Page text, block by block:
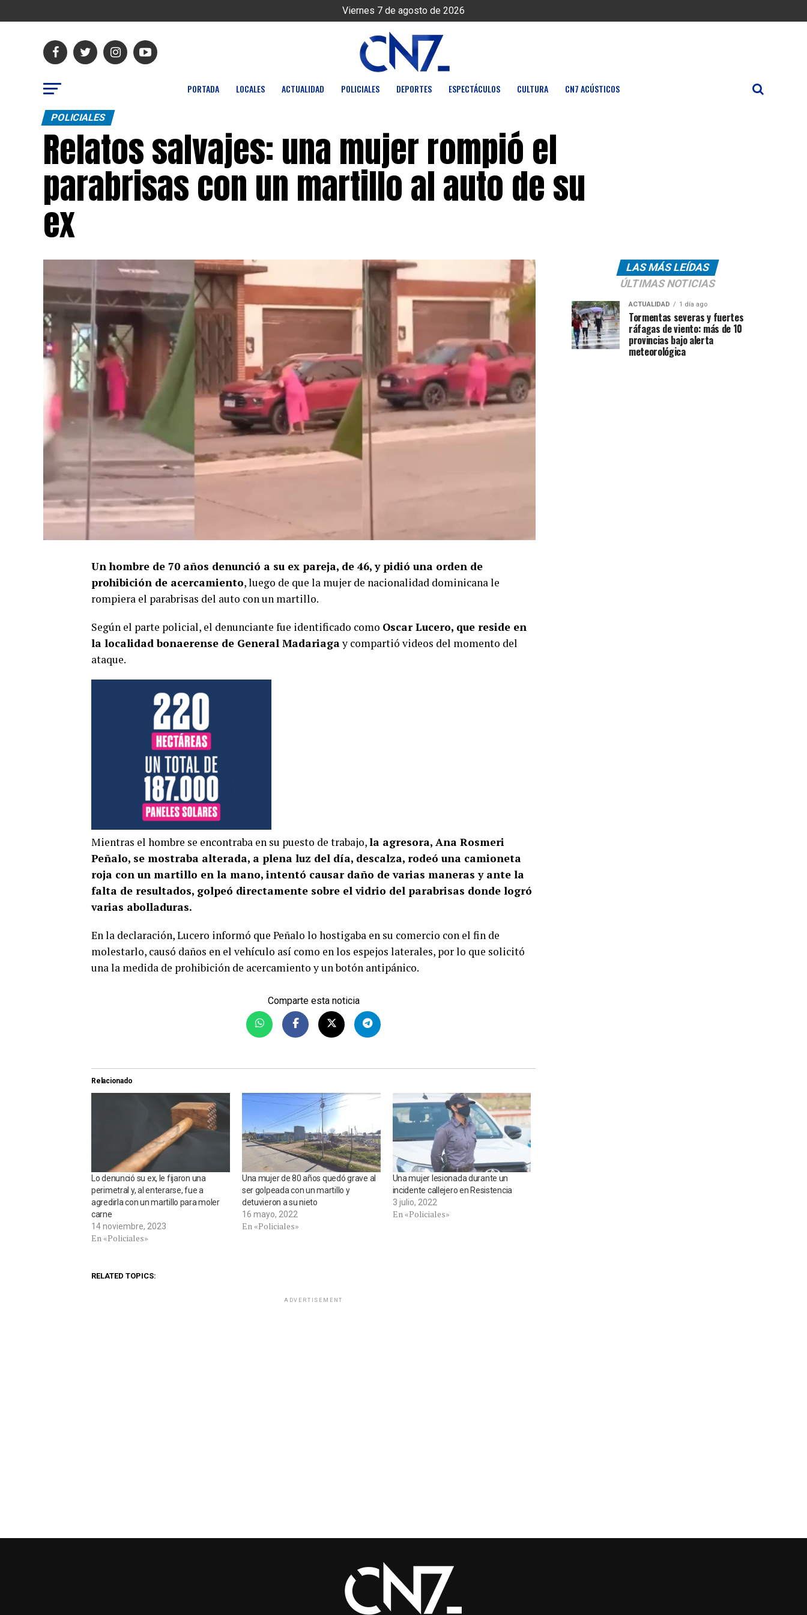
Viernes 7 de agosto de 2026
PORTADA LOCALES ACTUALIDAD POLICIALES DEPORTES ESPECTÁCULOS CULTURA CN7 ACÚSTICOS
POLICIALES
Relatos salvajes: una mujer rompió el
parabrisas con un martillo al auto de su
ex
Un hombre de 70 años denunció a su ex pareja, de 46, y pidió una orden de
prohibición de acercamiento, luego de que la mujer de nacionalidad dominicana le
rompiera el parabrisas del auto con un martillo.
Según el parte policial, el denunciante fue identificado como Oscar Lucero, que reside en
la localidad bonaerense de General Madariagay compartió videos del momento del
ataque.
Mientras el hombre se encontraba en su puesto de trabajo,la agresora, Ana Rosmeri
Peñalo, se mostraba alterada, a plena luz del día, descalza, rodeó una camioneta
roja con un martillo en la mano, intentó causar daño de varias maneras y ante la
falta de resultados, golpeó directamente sobre el vidrio del parabrisas donde logró
varias abolladuras.
En la declaración, Lucero informó que Peñalo lo hostigaba en su comercio con el fin de
molestarlo, causó daños en el vehículo así como en los espejos laterales, por lo que solicitó
una la medida de prohibición de acercamiento y un botón antipánico.
Comparte esta noticia
Relacionado
Lo denunció su ex, le fijaron una
perimetral y, al enterarse, fue a
agredirla con un martillo para moler
carne
14 noviembre, 2023
En «Policiales»
Una mujer de 80 años quedó grave al
ser golpeada con un martillo y
detuvieron a su nieto
16 mayo, 2022
En «Policiales»
Una mujer lesionada durante un
incidente callejero en Resistencia
3 julio, 2022
En «Policiales»
RELATED TOPICS:
ADVERTISEMENT
LAS MÁS LEÍDAS
ÚLTIMAS NOTICIAS
ACTUALIDAD 1 día ago
Tormentas severas y fuertes
ráfagas de viento: más de 10
provincias bajo alerta
meteorológica